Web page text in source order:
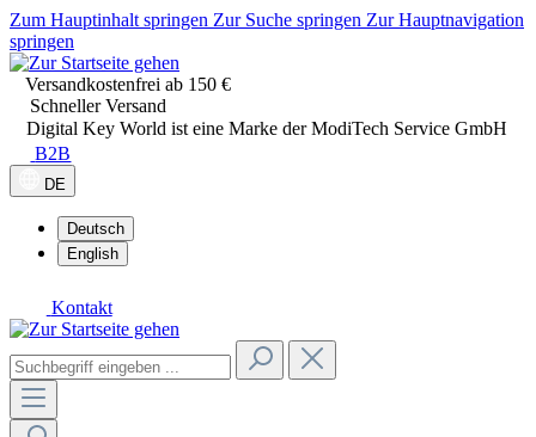
Zum Hauptinhalt springen Zur Suche springen Zur Hauptnavigation
springen
Versandkostenfrei ab 150 €
Schneller Versand
Digital Key World ist eine Marke der ModiTech Service GmbH
B2B
DE
Deutsch
English
Kontakt